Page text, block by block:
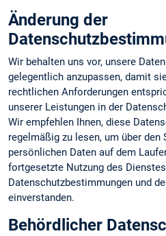
Änderung der
Wir behalten uns vor, unsere
gelegentlich anzupassen, damit
rechtlichen Anforderungen
unserer Leistungen in der
Wir empfehlen Ihnen, diese
regelmäßig zu lesen, um über
persönlichen Daten auf dem
fortgesetzte Nutzung des
Datenschutzbestimmungen und
einverstanden.
Behördlicher